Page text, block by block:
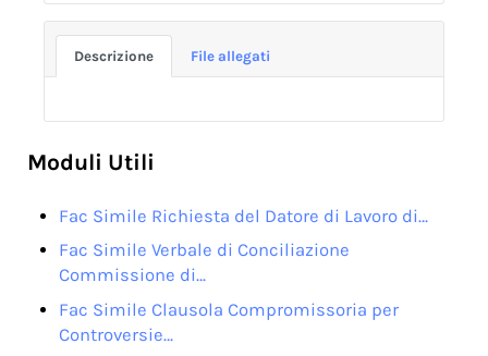
Descrizione File allegati
Moduli Utili
Fac Simile Richiesta del Datore di Lavoro di…
Fac Simile Verbale di Conciliazione
Commissione di…
Fac Simile Clausola Compromissoria per
Controversie…